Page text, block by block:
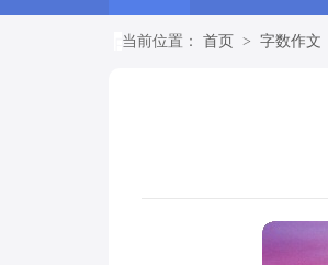
当前位置： 首页 > 字数作文